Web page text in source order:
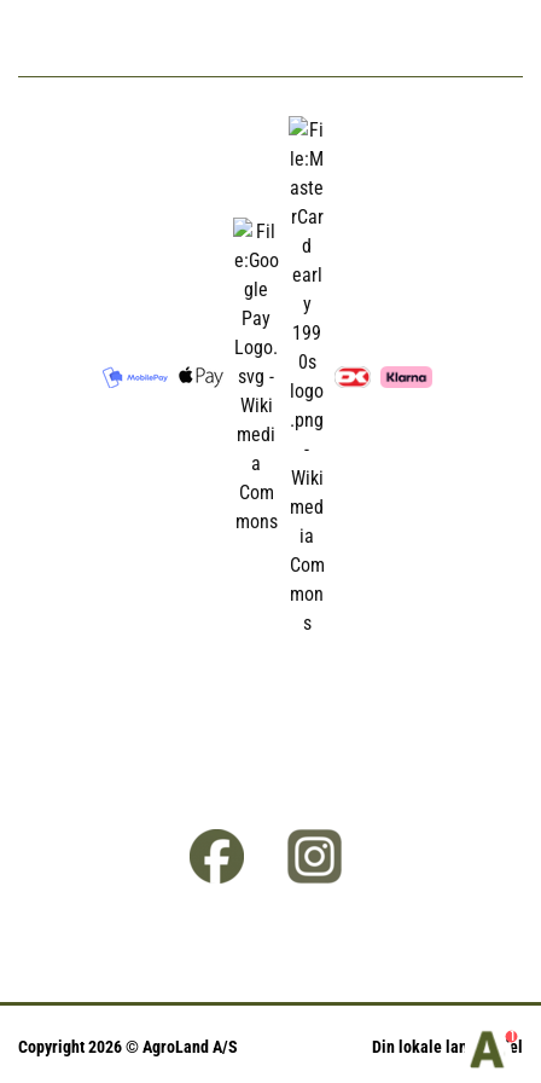
Copyright 2026 © AgroLand A/S Din lokale landhandel
1